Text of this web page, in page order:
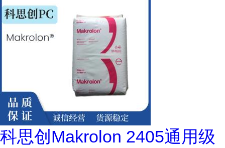
科思创Makrolon 2405通用级